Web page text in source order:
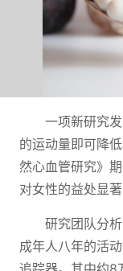
一项新研究
的运动量即可降
然心血管研究》
对女性的益处显著
研究团队分
成年人八年的活